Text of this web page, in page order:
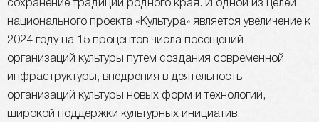
сохранение традиций родного края. И одной из целей
национального проекта «Культура» является увеличение к
2024 году на 15 процентов числа посещений
организаций культуры путем создания современной
инфраструктуры, внедрения в деятельность
организаций культуры новых форм и технологий,
широкой поддержки культурных инициатив.